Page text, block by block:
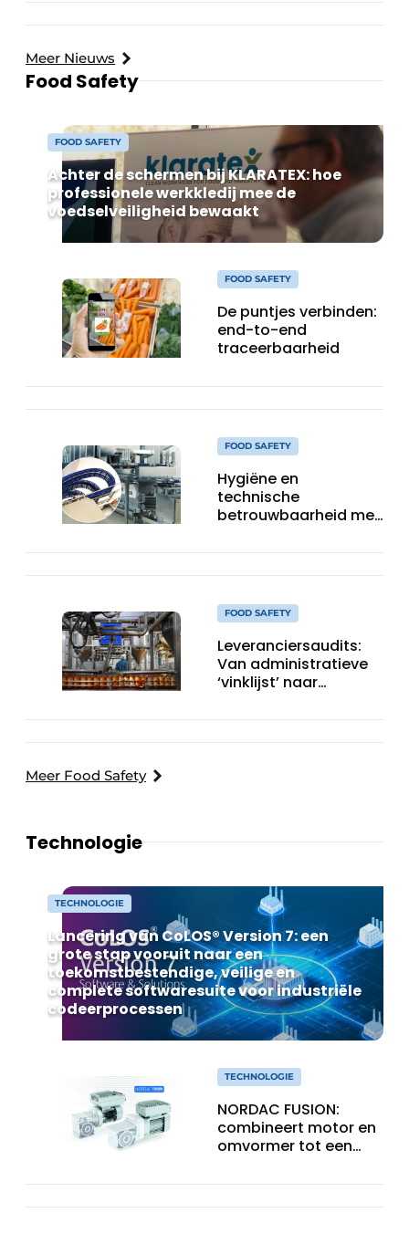
Meer Nieuws
Food Safety
FOOD SAFETY
Achter de schermen bij KLARATEX: hoe
professionele werkkledij mee de
voedselveiligheid bewaakt
FOOD SAFETY
De puntjes verbinden:
end-to-end
traceerbaarheid
FOOD SAFETY
Hygiëne en
technische
betrouwbaarheid met
FOOD SAFETY
Leveranciersaudits:
Van administratieve
‘vinklijst’ naar
stuurinstrument
Meer Food Safety
Technologie
TECHNOLOGIE
Lancering van CoLOS® Version 7: een
grote stap vooruit naar een
toekomstbestendige, veilige en
complete softwaresuite voor industriële
codeerprocessen
TECHNOLOGIE
NORDAC FUSION:
combineert motor en
omvormer tot een
hoogvermogen-